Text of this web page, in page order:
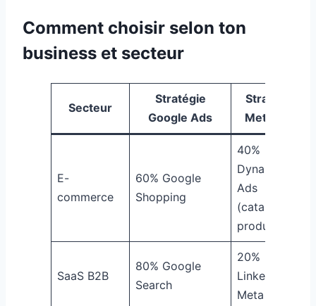
Comment choisir selon ton
business et secteur
Secteur
Stratégie
Google Ads
Stratégie
Meta Ads
E-
commerce
60% Google
Shopping
40%
Dynamic
Ads
(catalogue
produits)
SaaS B2B
80% Google
Search
20%
LinkedIn /
Meta